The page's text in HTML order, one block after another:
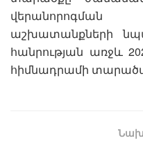
աշխատանքների
հանրության առջև
հիմնադրամի